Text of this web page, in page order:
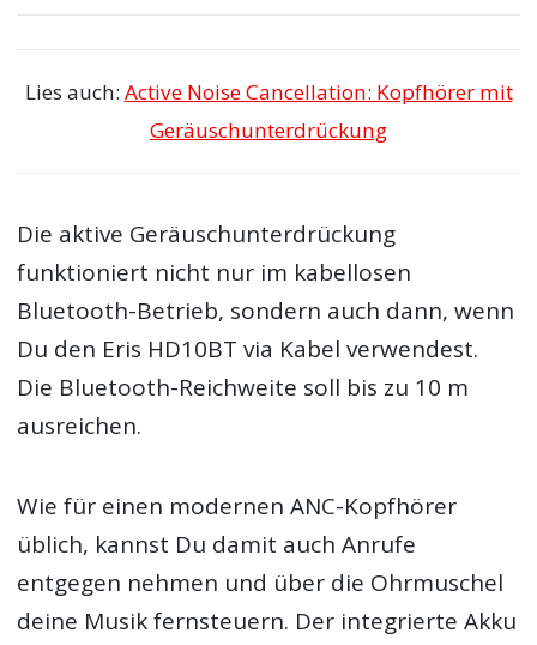
Lies auch: Active Noise Cancellation: Kopfhörer mit
Geräuschunterdrückung
Die aktive Geräuschunterdrückung
funktioniert nicht nur im kabellosen
Bluetooth-Betrieb, sondern auch dann, wenn
Du den Eris HD10BT via Kabel verwendest.
Die Bluetooth-Reichweite soll bis zu 10 m
ausreichen.
Wie für einen modernen ANC-Kopfhörer
üblich, kannst Du damit auch Anrufe
entgegen nehmen und über die Ohrmuschel
deine Musik fernsteuern. Der integrierte Akku